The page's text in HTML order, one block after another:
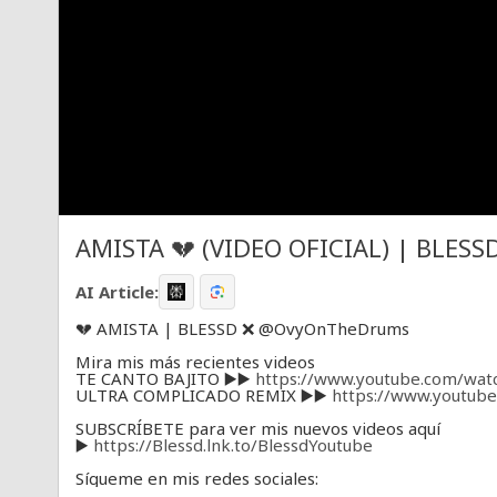
AMISTA 💔 (VIDEO OFICIAL) |
AI Article:
💔 AMISTA | BLESSD ❌ @OvyOnTheDrums
Mira mis más recientes videos
TE CANTO BAJITO ▶️▶️ https://www.youtube.com/
ULTRA COMPLICADO REMIX ▶️▶️ https://
SUBSCRÍBETE para ver mis nuevos videos aquí
▶️ https://Blessd.lnk.to/BlessdYoutube
Sígueme en mis redes sociales: